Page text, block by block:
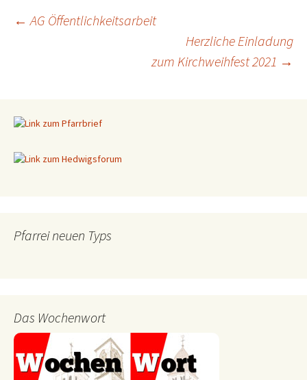
Beitragsnavigation
← AG Öffentlichkeitsarbeit
Herzliche Einladung
zum Kirchweihfest 2021 →
Pfarrei neuen Typs
Das Wochenwort